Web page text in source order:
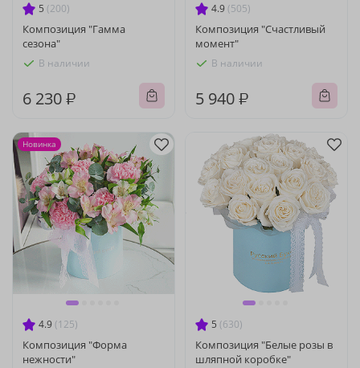
5 (200)
Композиция "Гамма
сезона"
В наличии
6 230 ₽
4.9 (505)
Композиция "Счастливый
момент"
В наличии
5 940 ₽
4.9 (125)
Композиция "Форма
нежности"
Новинка
5 (630)
Композиция "Белые розы в
шляпной коробке"